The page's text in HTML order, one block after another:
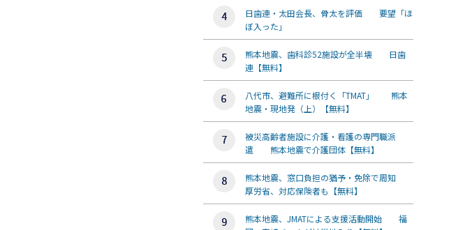
日歯連・太田会長、骨太を評価 要望「ほ
ぼ入った」
熊本地震、歯科診52施設が全半壊 日歯
連【無料】
八代市、避難所に根付く「TMAT」 熊本
地震・現地発（上）【無料】
被災高齢者施設に介護・看護の専門職派
遣 熊本地震で介護団体【無料】
熊本地震、窓口負担の猶予・免除で周知
厚労省、対応保険者も【無料】
熊本地震、JMATによる支援活動開始 福